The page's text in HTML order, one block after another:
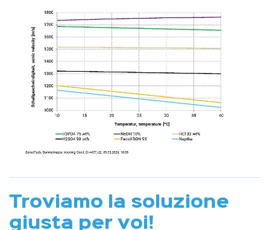
Troviamo la soluzione
giusta per voi!